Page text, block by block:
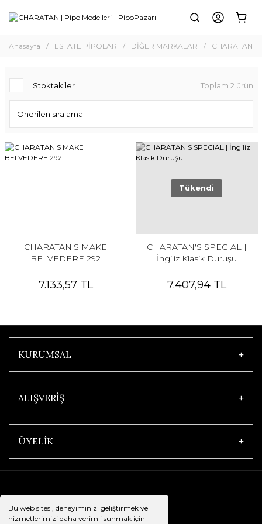
Bu web sitesi, deneyiminizi geliştirmek ve
hizmetlerimizi daha verimli sunmak için
Anasayfa ESTATE PİPOLAR DİĞER MARKALAR CHARATAN
Stoktakiler Toplam 2 ürün
CHARATAN'S MAKE
BELVEDERE 292
7.133,57 TL
Tükendi
CHARATAN'S SPECIAL |
İngiliz Klasik Duruşu
7.407,94 TL
KURUMSAL
ALIŞVERİŞ
ÜYELİK